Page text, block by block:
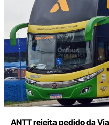
ANTT rejeita pedido da